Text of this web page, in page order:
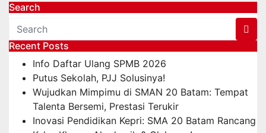
Search
Recent Posts
Info Daftar Ulang SPMB 2026
Putus Sekolah, PJJ Solusinya!
Wujudkan Mimpimu di SMAN 20 Batam: Tempat
Talenta Bersemi, Prestasi Terukir
Inovasi Pendidikan Kepri: SMA 20 Batam Rancang